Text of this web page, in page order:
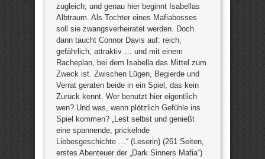
zugleich; und genau hier beginnt Isabellas
Albtraum. Als Tochter eines Mafiabosses
soll sie zwangsverheiratet werden. Doch
dann taucht Connor Davis auf: reich,
gefährlich, attraktiv … und mit einem
Racheplan, bei dem Isabella das Mittel zum
Zweck ist. Zwischen Lügen, Begierde und
Verrat geraten beide in ein Spiel, das kein
Zurück kennt. Wer benutzt hier eigentlich
wen? Und was, wenn plötzlich Gefühle ins
Spiel kommen? „Lest selbst und genießt
eine spannende, prickelnde
Liebesgeschichte …“ (Leserin) (261 Seiten,
erstes Abenteuer der „Dark Sinners Mafia“)